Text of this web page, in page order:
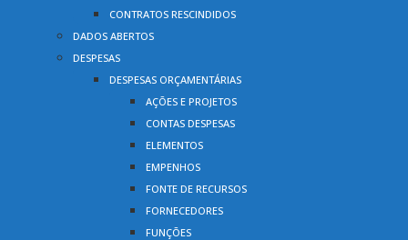
CONTRATOS RESCINDIDOS
DADOS ABERTOS
DESPESAS
DESPESAS ORÇAMENTÁRIAS
AÇÕES E PROJETOS
CONTAS DESPESAS
ELEMENTOS
EMPENHOS
FONTE DE RECURSOS
FORNECEDORES
FUNÇÕES